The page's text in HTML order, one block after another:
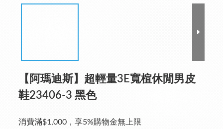
【阿瑪迪斯】超輕量3E寬楦休閒男皮
鞋23406-3 黑色
消費滿$1,000，享5%購物金無上限